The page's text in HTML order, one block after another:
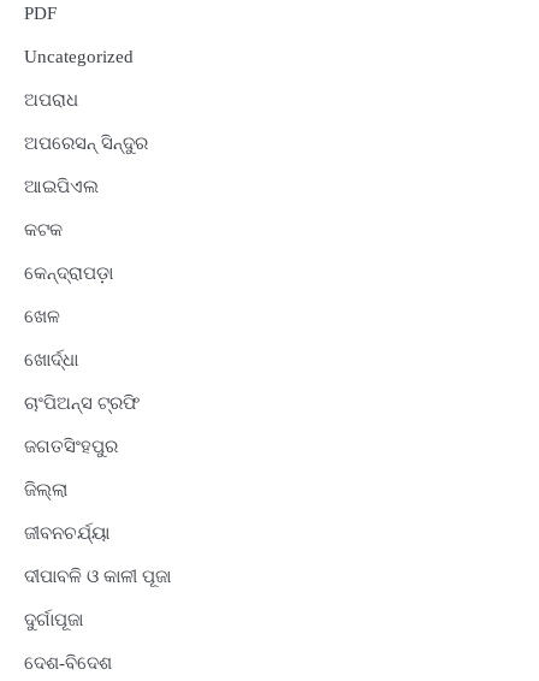
PDF
Uncategorized
ଅପରାଧ
ଅପରେସନ୍ ସିନ୍ଦୁର
ଆଇପିଏଲ
କଟକ
କେନ୍ଦ୍ରାପଡ଼ା
ଖେଳ
ଖୋର୍ଦ୍ଧା
ଚାଂପିଅନ୍ସ ଟ୍ରଫି
ଜଗତସିଂହପୁର
ଜିଲ୍ଲା
ଜୀବନଚର୍ଯ୍ୟା
ଦୀପାବଳି ଓ କାଳୀ ପୂଜା
ଦୁର୍ଗାପୂଜା
ଦେଶ-ବିଦେଶ